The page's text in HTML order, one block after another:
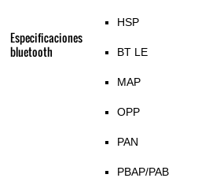
Especificaciones
bluetooth
HSP
BT LE
MAP
OPP
PAN
PBAP/PAB